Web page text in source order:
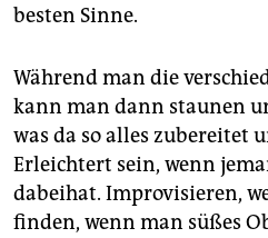
besten Sinne.
Während man die
kann man dann staunen
was da so alles zubereitet
Erleichtert sein, wenn
dabeihat. Improvisieren,
finden, wenn man süßes